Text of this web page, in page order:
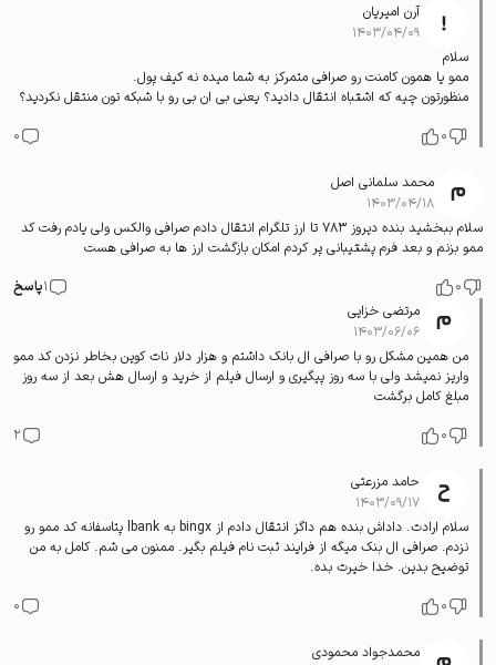
آرن امیریان
۱۴۰۳/۰۴/۰۹
سلام
ممو یا همون کامنت رو صرافی متمرکز به شما میده نه کیف پول.
منظورتون چیه که اشتباه انتقال دادید؟ یعنی بی ان بی رو با شبکه تون منتقل نکردید؟
0
0
محمد سلمانی اصل
۱۴۰۳/۰۴/۱۸
سلام ببخشید بنده دیروز 783 تا ارز تلگرام انتقال دادم صرافی والکس ولی یادم رفت کد
ممو بزنم و بعد فرم پشتیبانی پر کردم امکان بازگشت ارز ها به صرافی هست
0
1پاسخ
مرتضی خزایی
۱۴۰۳/۰۶/۰۶
من همین مشکل رو با صرافی ال بانک داشتم و هزار دلار نات کوین بخاطر نزدن کد ممو
واریز نمیشد ولی با سه روز پیگیری و ارسال فیلم از خرید و ارسال هش بعد از سه روز
مبلغ کامل برگشت
0
2
حامد مزرعتی
۱۴۰۳/۰۹/۱۷
سلام ارادت. داداش بنده هم داگز انتقال دادم از bingx به lbank پتاسفانه کد ممو رو
نزدم. صرافی ال بنک میگه از فرایند ثبت نام فیلم بگیر. ممنون می شم. کامل به من
توضیح بدین. خدا خیرت بده.
0
0
محمدجواد محمودی